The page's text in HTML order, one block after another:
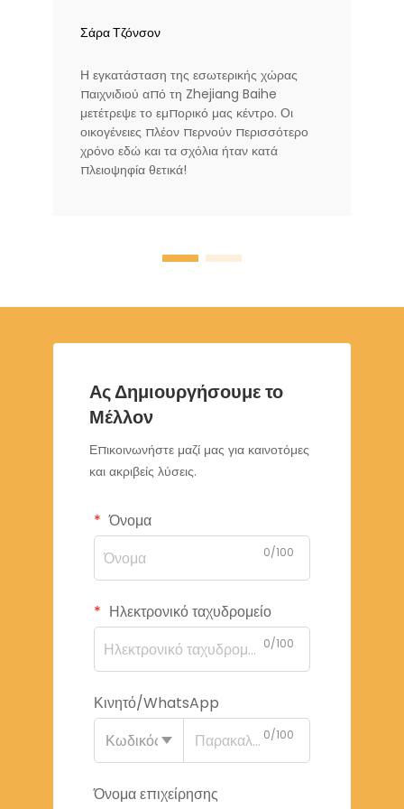
Σάρα Τζόνσον
Η εγκατάσταση της εσωτερικής χώρας
παιχνιδιού από τη Zhejiang Baihe
μετέτρεψε το εμπορικό μας κέντρο. Οι
οικογένειες πλέον περνούν περισσότερο
χρόνο εδώ και τα σχόλια ήταν κατά
πλειοψηφία θετικά!
Ας Δημιουργήσουμε το
Μέλλον
Επικοινωνήστε μαζί μας για καινοτόμες
και ακριβείς λύσεις.
Όνομα
0/100
Ηλεκτρονικό ταχυδρομείο
0/100
Κινητό/WhatsApp
Κωδικός
0/100
Όνομα επιχείρησης